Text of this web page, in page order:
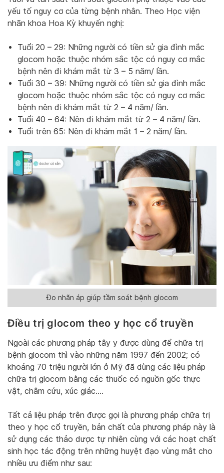
yếu tố nguy cơ của từng bệnh nhân. Theo Học viện
nhãn khoa Hoa Kỳ khuyến nghị:
Tuổi 20 – 29: Những người có tiền sử gia đình mắc
glocom hoặc thuộc nhóm sắc tộc có nguy cơ mắc
bệnh nên đi khám mắt từ 3 – 5 năm/ lần.
Tuổi 30 – 39: Những người có tiền sử gia đình mắc
glocom hoặc thuộc nhóm sắc tộc có nguy cơ mắc
bệnh nên đi khám mắt từ 2 – 4 năm/ lần.
Tuổi 40 – 64: Nên đi khám mắt từ 2 – 4 năm/ lần.
Tuổi trên 65: Nên đi khám mắt 1 – 2 năm/ lần.
Đo nhãn áp giúp tầm soát bệnh glocom
Điều trị glocom theo y học cổ truyền
Ngoài các phương pháp tây y được dùng để chữa trị
bệnh glocom thì vào những năm 1997 đến 2002; có
khoảng 70 triệu người lớn ở Mỹ đã dùng các liệu pháp
chữa trị glocom bằng các thuốc có nguồn gốc thực
vật, châm cứu, xúc giác….
Tất cả liệu pháp trên được gọi là phương pháp chữa trị
theo y học cổ truyền, bản chất của phương pháp này là
sử dụng các thảo dược tự nhiên cùng với các hoạt chất
sinh học tác động trên những huyệt đạo vùng mắt cho
nhiều ưu điểm như sau: